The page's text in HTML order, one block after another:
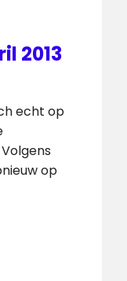
2013
echt op
op